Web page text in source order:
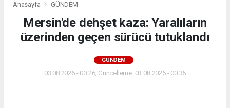
Anasayfa GÜNDEM
Mersin'de dehşet kaza: Yaralıların
üzerinden geçen sürücü tutuklandı
GÜNDEM
03.08.2026 - 00:26, Güncelleme: 03.08.2026 - 00:35